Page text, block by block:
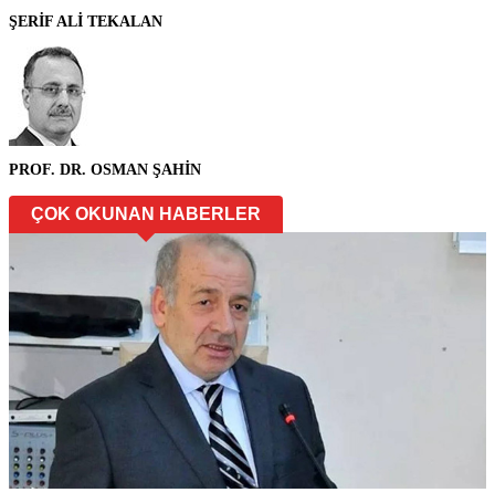
ŞERİF ALİ TEKALAN
PROF. DR. OSMAN ŞAHİN
ÇOK OKUNAN HABERLER